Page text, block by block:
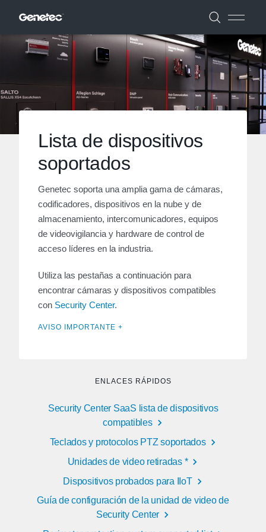
Lista de dispositivos
soportados
Genetec soporta una amplia gama de cámaras,
codificadores, dispositivos en la nube y de
almacenamiento, intercomunicadores, equipos
de videovigilancia y hardware de control de
acceso líderes en la industria.
Utiliza las pestañas a continuación para
encontrar cámaras y dispositivos compatibles
con Security Center.
AVISO IMPORTANTE +
ENLACES RÁPIDOS
Security Center SaaS lista de dispositivos
compatibles
Teclados y protocolos PTZ soportados
Unidades de video retiradas *
Dispositivos probados para IIoT
Guía de configuración de la unidad de video de
Security Center